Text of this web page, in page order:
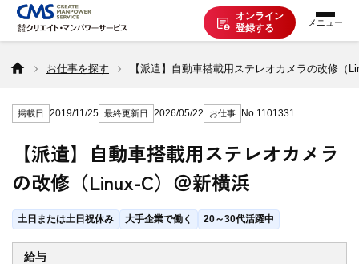
オンライン
登録する
お仕事を探す
派遣で働く
登録の流れ
お仕事を探す 【派遣】自動車搭載用ステレオカメラの改修（
掲載日 2019/11/25 最終更新日 2026/05/22 お仕事 No.1101331
【派遣】自動車搭載用ステレオカメラ
の改修（Linux-C）＠新横浜
土日または土日祝休み 大手企業で働く 20～30代活躍中
給与